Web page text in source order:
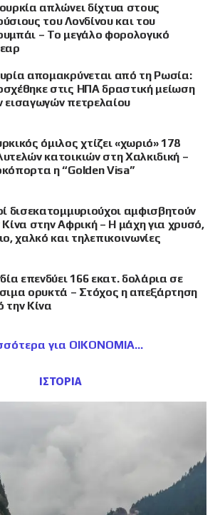
απλώνει δίχτυα στους
του Λονδίνου και του
– Το μεγάλο φορολογικό
απομακρύνεται από τη Ρωσία:
στις ΗΠΑ δραστική μείωση
εισαγωγών πετρελαίου
όμιλος χτίζει «χωριό» 178
κατοικιών στη Χαλκιδική –
η “Golden Visa”
δισεκατομμυριούχοι αμφισβητούν
Κίνα στην Αφρική – Η μάχη για χρυσό,
χαλκό και τηλεπικοινωνίες
επενδύει 166 εκατ. δολάρια σε
ορυκτά – Στόχος η απεξάρτηση
την Κίνα
για ΟΙΚΟΝΟΜΙΑ
ΙΣΤΟΡΙΑ